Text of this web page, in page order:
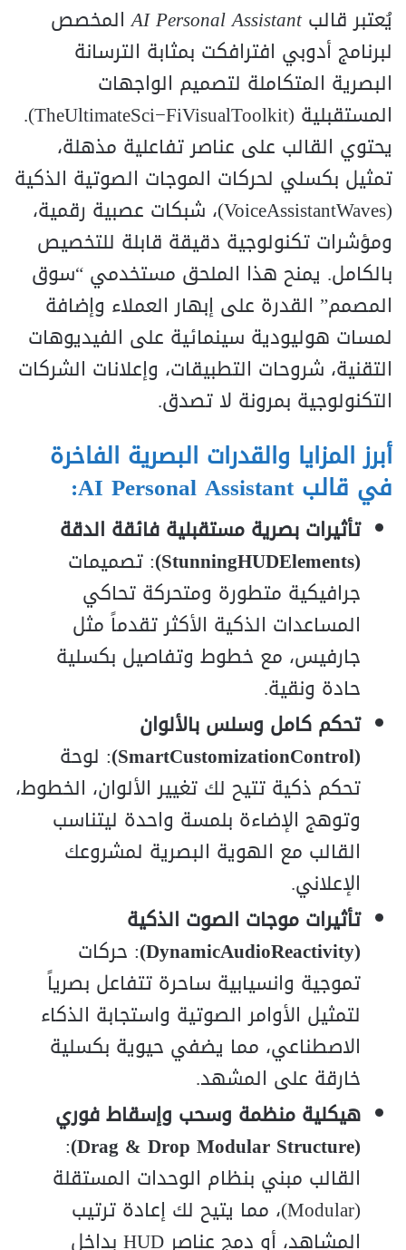
يُعتبر قالبAI Personal Assistantالمخصص
لبرنامج أدوبي افترافكت بمثابة الترسانة
البصرية المتكاملة لتصميم الواجهات
المستقبلية (TheUltimateSci−FiVisualToolkit).
يحتوي القالب على عناصر تفاعلية مذهلة،
تمثيل بكسلي لحركات الموجات الصوتية الذكية
(VoiceAssistantWaves)، شبكات عصبية رقمية،
ومؤشرات تكنولوجية دقيقة قابلة للتخصيص
بالكامل. يمنح هذا الملحق مستخدمي “سوق
المصمم” القدرة على إبهار العملاء وإضافة
لمسات هوليودية سينمائية على الفيديوهات
التقنية، شروحات التطبيقات، وإعلانات الشركات
التكنولوجية بمرونة لا تصدق.
أبرز المزايا والقدرات البصرية الفاخرة
في قالب AI Personal Assistant:
تأثيرات بصرية مستقبلية فائقة الدقة
(StunningHUDElements)
: تصميمات
جرافيكية متطورة ومتحركة تحاكي
المساعدات الذكية الأكثر تقدماً مثل
جارفيس، مع خطوط وتفاصيل بكسلية
حادة ونقية.
تحكم كامل وسلس بالألوان
(SmartCustomizationControl)
: لوحة
تحكم ذكية تتيح لك تغيير الألوان، الخطوط،
وتوهج الإضاءة بلمسة واحدة ليتناسب
القالب مع الهوية البصرية لمشروعك
الإعلاني.
تأثيرات موجات الصوت الذكية
(DynamicAudioReactivity)
: حركات
تموجية وانسيابية ساحرة تتفاعل بصرياً
لتمثيل الأوامر الصوتية واستجابة الذكاء
الاصطناعي، مما يضفي حيوية بكسلية
خارقة على المشهد.
هيكلية منظمة وسحب وإسقاط فوري
(Drag & Drop Modular Structure)
:
القالب مبني بنظام الوحدات المستقلة
(Modular)، مما يتيح لك إعادة ترتيب
المشاهد، أو دمج عناصر HUD بداخل